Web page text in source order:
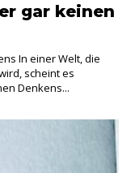
gar keinen
In einer Welt, die
scheint es
Denkens...